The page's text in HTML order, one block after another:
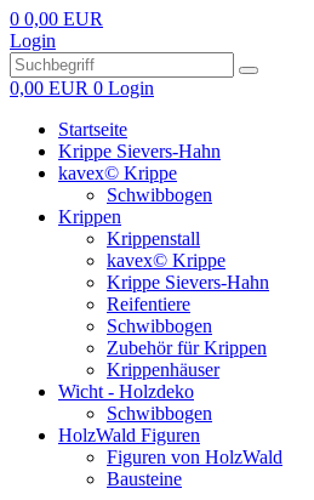
0 0,00 EUR
Login
0,00 EUR 0 Login
Startseite
Krippe Sievers-Hahn
kavex© Krippe
Schwibbogen
Krippen
Krippenstall
kavex© Krippe
Krippe Sievers-Hahn
Reifentiere
Schwibbogen
Zubehör für Krippen
Krippenhäuser
Wicht - Holzdeko
Schwibbogen
HolzWald Figuren
Figuren von HolzWald
Bausteine